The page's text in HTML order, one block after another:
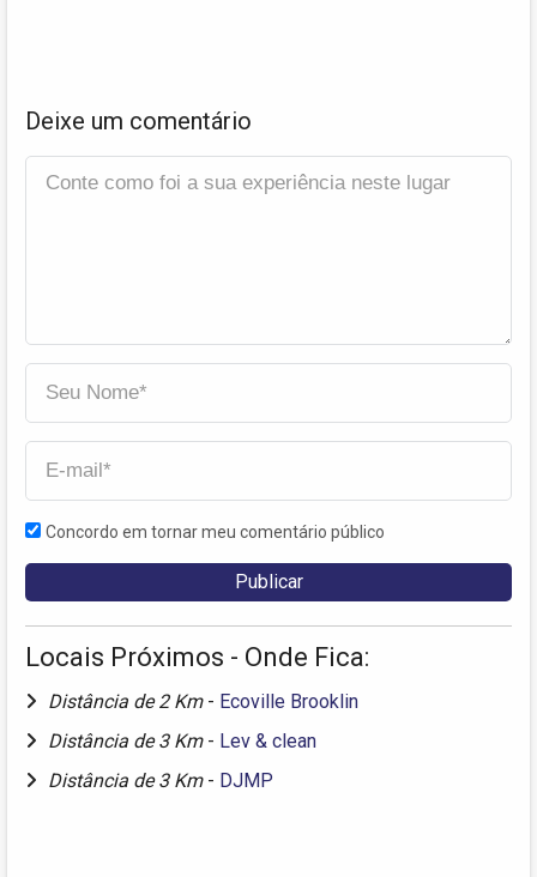
Deixe um comentário
Concordo em tornar meu comentário público
Locais Próximos - Onde Fica:
Distância de 2 Km - Ecoville Brooklin
Distância de 3 Km - Lev & clean
Distância de 3 Km - DJMP